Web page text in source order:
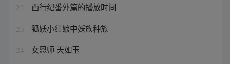
22 西行纪番外篇的播放时间
23 狐妖小红娘中妖族种族
24 女恩师 天如玉